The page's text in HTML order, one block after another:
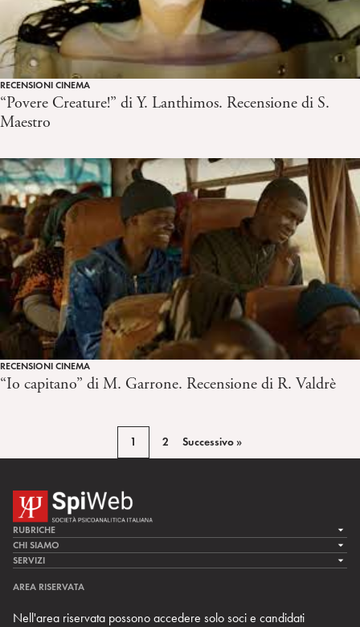
RECENSIONI CINEMA
“Povere Creature!” di Y. Lanthimos. Recensione di S.
Maestro
RECENSIONI CINEMA
“Io capitano” di M. Garrone. Recensione di R. Valdrè
1 2 Successivo »
RUBRICHE
LA CURA
LA RICERCA
CHI SIAMO
LA SPI
TEAM DI SPIWEB
CONTATTI
SERVIZI
AREA RISERVATA
Nell'area riservata possono accedere solo soci e candidati